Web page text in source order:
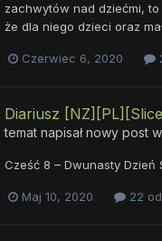
zachwytów nad dziećmi,
że dla niego dzieci oraz
Czerwiec 6, 2020
Diariusz
temat napisał nowy post w
Cześć 8 – Dwunasty Dzień
Maj 10, 2020 22